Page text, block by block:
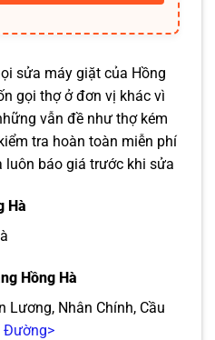
sửa máy giặt của Hồng
gọi thợ ở đơn vị khác vì
vẫn đề như thợ kém
tra hoàn toàn miễn phí
luôn báo giá trước khi sửa
Hà
Hồng Hà
Lương, Nhân Chính, Cầu
Đường>